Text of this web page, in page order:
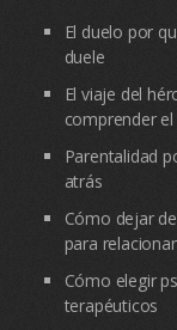
El duelo por
duele
El viaje del
comprender
Parentalidad
atrás
Cómo dejar
para
Cómo elegir
terapéuticos